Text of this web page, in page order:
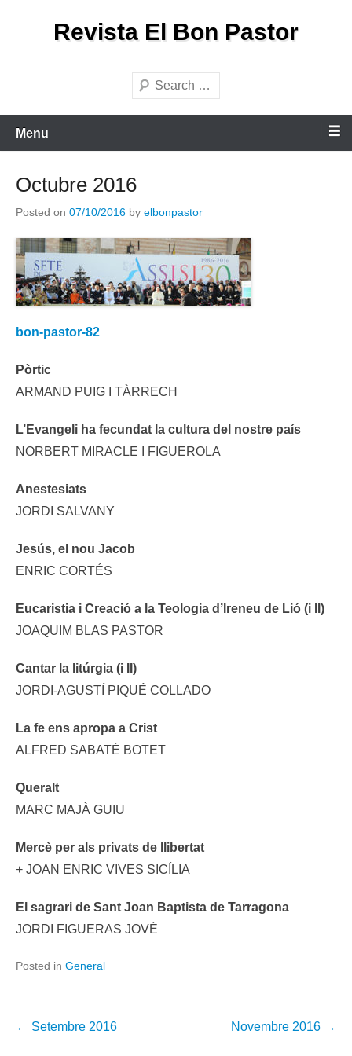
Revista El Bon Pastor
Search
Menu
Octubre 2016
Posted on 07/10/2016 by elbonpastor
bon-pastor-82
Pòrtic
ARMAND PUIG I TÀRRECH
L’Evangeli ha fecundat la cultura del nostre país
NORBERT MIRACLE I FIGUEROLA
Anestesiats
JORDI SALVANY
Jesús, el nou Jacob
ENRIC CORTÉS
Eucaristia i Creació a la Teologia d’Ireneu de Lió (i II)
JOAQUIM BLAS PASTOR
Cantar la litúrgia (i II)
JORDI-AGUSTÍ PIQUÉ COLLADO
La fe ens apropa a Crist
ALFRED SABATÉ BOTET
Queralt
MARC MAJÀ GUIU
Mercè per als privats de llibertat
+ JOAN ENRIC VIVES SICÍLIA
El sagrari de Sant Joan Baptista de Tarragona
JORDI FIGUERAS JOVÉ
Posted in General
Post
← Setembre 2016 Novembre 2016 →